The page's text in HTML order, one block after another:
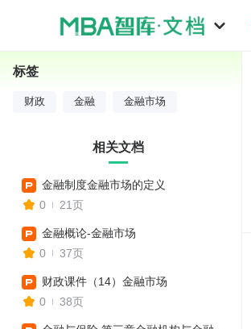
标签
财政 金融 金融市场
相关文档
金融制度金融市场的定义
0
21页
金融概论-金融市场
0
37页
财政课件（14）金融市场
0
38页